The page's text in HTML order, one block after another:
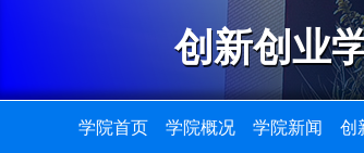
创新创业
学院首页 学院概况 学院新闻 创